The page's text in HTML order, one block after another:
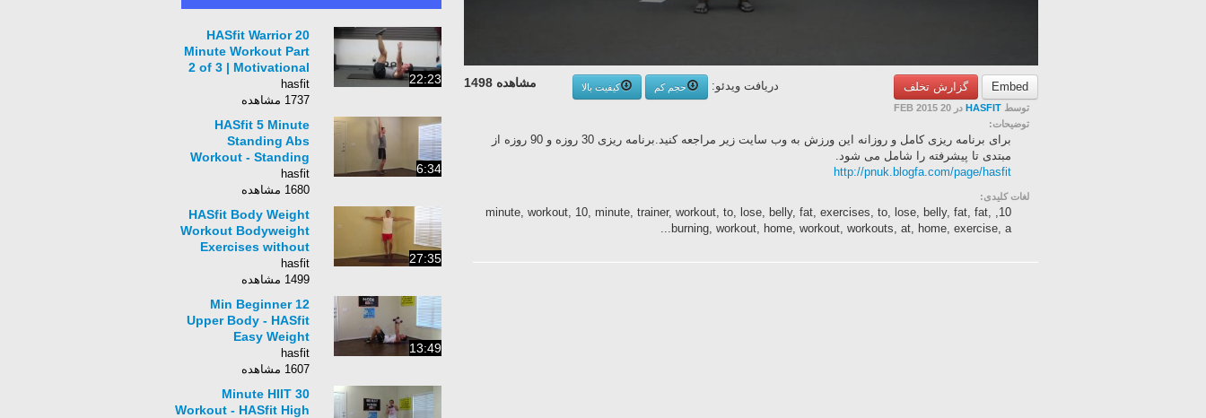
Embed گزارش تخلف مشاهده 1498 دریافت ویدئو: حجم کم
کیفیت بالا
توسط HASFIT در 20 FEB 2015
توضیحات:
برای برنامه ریزی کامل و روزانه این ورزش به وب سایت زیر مراجعه کنید.برنامه ریزی 30 روزه و 90 روزه از
مبتدی تا پیشرفته را شامل می شود.
http://pnuk.blogfa.com/page/hasfit
لغات کلیدی:
10, minute, workout, 10, minute, trainer, workout, to, lose, belly, fat, exercises, to, lose, belly, fat, fat,
burning, workout, home, workout, workouts, at, home, exercise, a...
22:23
HASfit Warrior 20
Minute Workout Part
2 of 3 | Motivational
Workout | Home
Exercises Burn
hasfit
1737 مشاهده
6:34
HASfit 5 Minute
Standing Abs
Workout - Standing
Ab Exercises -
Abdominal Exercise
hasfit
1680 مشاهده
27:35
HASfit Body Weight
Workout Bodyweight
Exercises without
Weights Free
Exercise with no
hasfit
1499 مشاهده
13:49
12 Min Beginner
Upper Body - HASfit
Easy Weight
Exercises - Beginner
Strength Training
hasfit
1607 مشاهده
30 Minute HIIT
Workout - HASfit High